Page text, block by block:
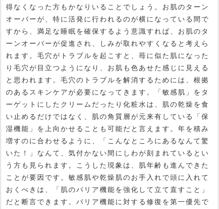
得なくなった方もかなりいることでしょう。お肌のターン
オーバーが、特に活発に行われるのが横になっている間で
すから、満足な睡眠を確保するよう意識すれば、お肌のタ
ーンオーバーが促進され、しみが取れやすくなると考えら
れます。毛穴がトラブルを起こすと、苺に似た肌になった
り毛穴が目立つようになり、お肌も色あせた感じに見える
と思われます。毛穴のトラブルを解消するためには、根拠
のあるスキンケアが必要になってきます。「敏感肌」をタ
ーゲットにしたクリームだったり化粧水は、肌の乾燥を食
い止めるだけではなく、肌の角質層が元来有している「保
湿機能」を上向かせることも可能だと言えます。年を積み
増すのに合わせるように、「こんなところにあるなんて驚
いた！」なんて、気付かない間にしわが刻まれているとい
う方も見られます。こうした現象は、肌年齢も進んできた
ことが要因です。敏感肌や乾燥肌のお手入れで頭に入れて
おくべきは、「肌のバリア機能を強化して立て直すこと」
だと断言できます。バリア機能に対する修復を第一優先で